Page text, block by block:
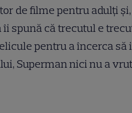
de filme pentru adulţi şi,
spună că trecutul e
pentru a încerca să
Superman nici nu a